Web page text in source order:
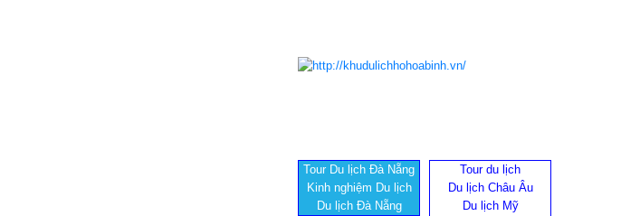
Tour Du lịch Đà Nẵng
Kinh nghiệm Du lịch
Du lịch Đà Nẵng
Tour du lịch
Du lịch Châu Âu
Du lịch Mỹ